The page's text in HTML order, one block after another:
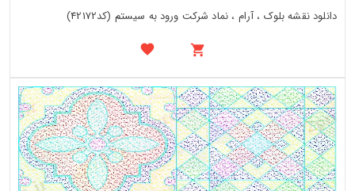
دانلود نقشه بلوک ، آرام ، نماد شرکت ورود به سیستم (کد42172)